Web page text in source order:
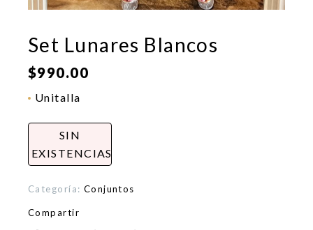
Set Lunares Blancos
$990.00
Unitalla
SIN
EXISTENCIAS
Categoría: Conjuntos
Compartir